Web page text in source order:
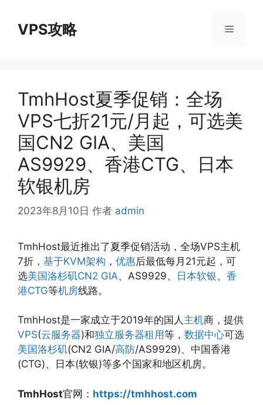
VPS攻略 菜
TmhHost夏季促销：全场
VPS七折21元/月起，可选美
国CN2 GIA、美国
AS9929、香港CTG、日本
软银机房
2023年8月10日 作者 admin
TmhHost最近推出了夏季促销活动，全场VPS主机
7折， 基于KVM架构 ， 优惠后最低每月21元起，可
选美国洛杉矶CN2 GIA、AS9929、 日本软银 、 香
港CTG等机房线路。
TmhHost是一家成立于2019年的国人 主机商，提供
VPS(云服务器)和独立服务器租用等， 数据中心可选
美国洛杉矶(CN2 GIA/高防/AS9929)、中国香港
(CTG)、日本(软银)等多个国家和地区机房。
TmhHost官网： https://tmhhost.com